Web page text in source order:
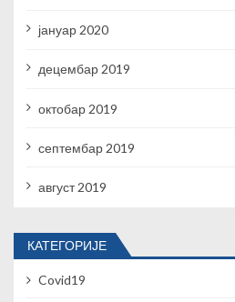
јануар 2020
децембар 2019
октобар 2019
септембар 2019
август 2019
КАТЕГОРИЈЕ
Covid19